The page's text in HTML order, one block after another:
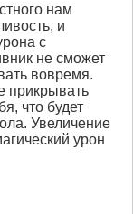
нам
и
с
не сможет
вовремя.
прикрывать
что будет
Увеличение
урон